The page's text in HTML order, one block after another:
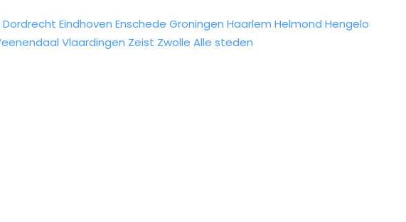
Dordrecht Eindhoven Enschede Groningen Haarlem Helmond Hengelo
Vlaardingen Zeist Zwolle Alle steden